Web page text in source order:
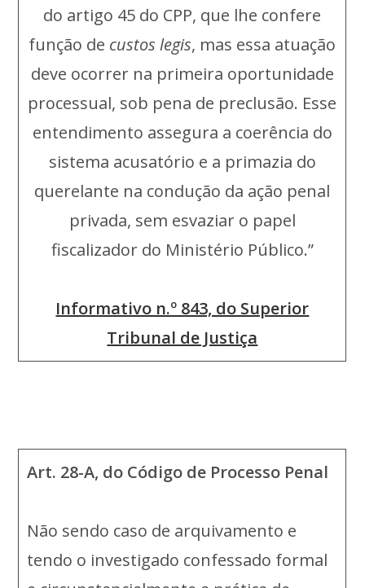
do artigo 45 do CPP, que lhe confere
função de custos legis, mas essa atuação
deve ocorrer na primeira oportunidade
processual, sob pena de preclusão. Esse
entendimento assegura a coerência do
sistema acusatório e a primazia do
querelante na condução da ação penal
privada, sem esvaziar o papel
fiscalizador do Ministério Público.”
Informativo n.º 843, do Superior
Tribunal de Justiça
Art. 28-A, do Código de Processo Penal
Não sendo caso de arquivamento e
tendo o investigado confessado formal